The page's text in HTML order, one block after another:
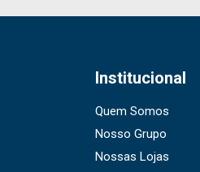
Institucional
Quem Somos
Nosso Grupo
Nossas Lojas